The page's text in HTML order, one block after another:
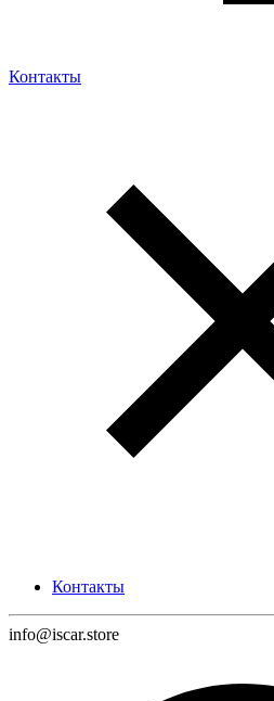
Контакты
Контакты
info@iscar.store